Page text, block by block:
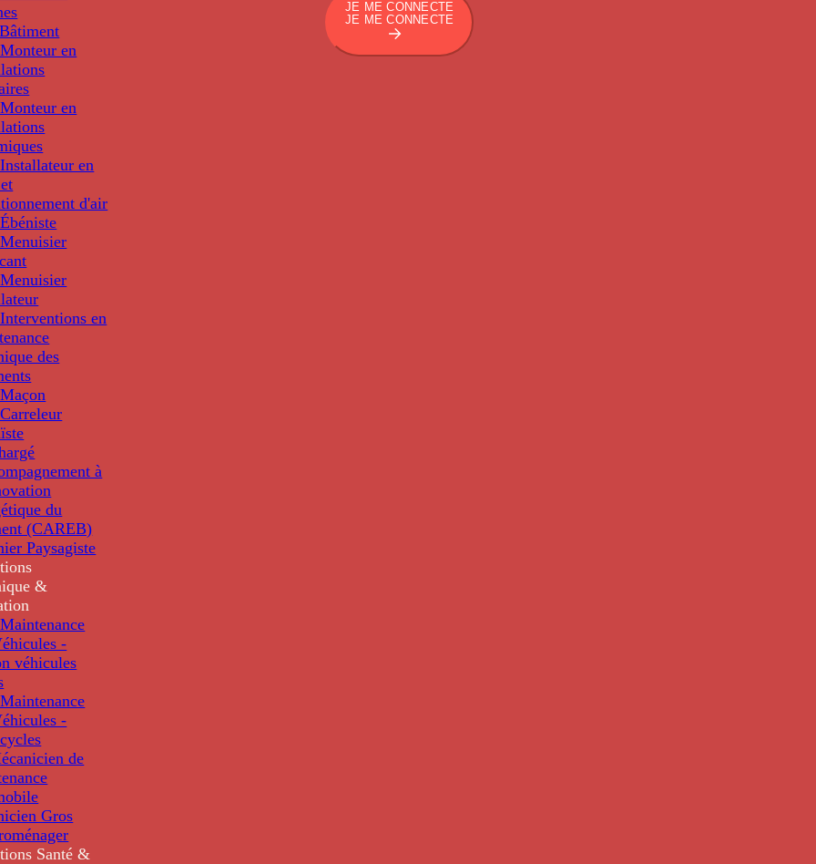
en
en
en
d'air
en
des
à
du
(CAREB)
Paysagiste
&
-
véhicules
-
de
Gros
Santé &
JE ME CONNECTE
JE ME CONNECTE